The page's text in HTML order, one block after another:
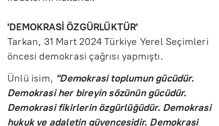
'DEMOKRASİ ÖZGÜRLÜKTÜR'
Tarkan, 31 Mart 2024 Türkiye Yerel Seçimleri
öncesi demokrasi çağrısı yapmıştı.
Ünlü isim, "Demokrasi toplumun gücüdür.
Demokrasi her bireyin sözünün gücüdür.
Demokrasi fikirlerin özgürlüğüdür. Demokrasi
hukuk ve adaletin güvencesidir. Demokrasi